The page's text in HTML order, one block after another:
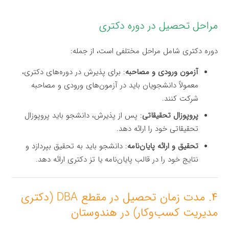
مراحل تحصیل در دوره دکتری
دوره دکتری شامل مراحل مختلفی است، از جمله:
آزمون ورودی و مصاحبه: برای پذیرش در دوره‌های دکتری،
معمولاً دانشجویان باید در آزمون‌های ورودی و مصاحبه
شرکت کنند.
پروپوزال تحقیقاتی: پس از پذیرش، دانشجو باید پروپوزال
تحقیقاتی خود را ارائه دهد.
تحقیق و ارائه پایان‌نامه: دانشجو باید به تحقیق بپردازد و
نتایج خود را در قالب پایان‌نامه یا تز دکتری ارائه دهد.
۴. مدت زمان تحصیل در مقطع DBA (دکتری
مدیریت کسب‌وکار) در هندوستان